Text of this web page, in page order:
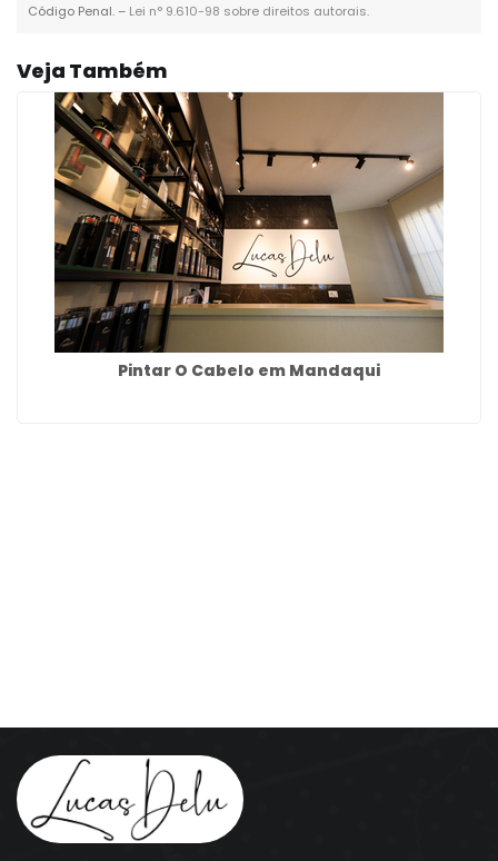
Código Penal. – Lei n° 9.610-98 sobre direitos autorais.
Veja Também
Pintar O Cabelo em Mandaqui